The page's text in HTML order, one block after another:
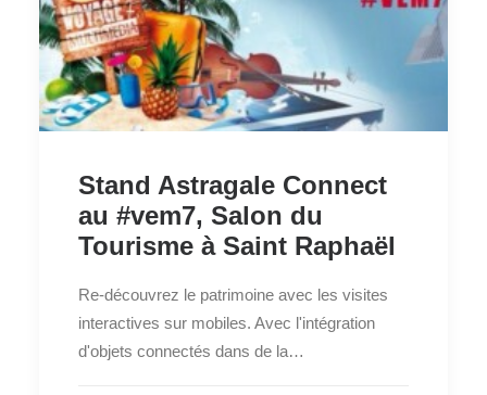
Stand Astragale Connect
au #vem7, Salon du
Tourisme à Saint Raphaël
Re-découvrez le patrimoine avec les visites
interactives sur mobiles. Avec l'intégration
d'objets connectés dans de la…